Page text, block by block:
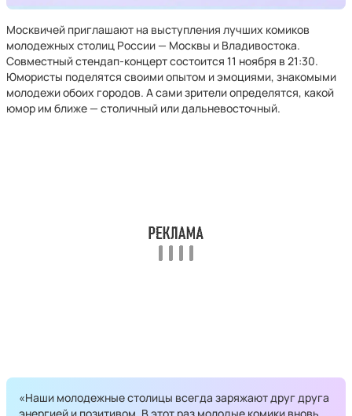
Москвичей приглашают на выступления лучших комиков
молодежных столиц России — Москвы и Владивостока.
Совместный стендап-концерт состоится 11 ноября в 21:30.
Юмористы поделятся своими опытом и эмоциями, знакомыми
молодежи обоих городов. А сами зрители определятся, какой
юмор им ближе — столичный или дальневосточный.
«Наши молодежные столицы всегда заряжают друг друга